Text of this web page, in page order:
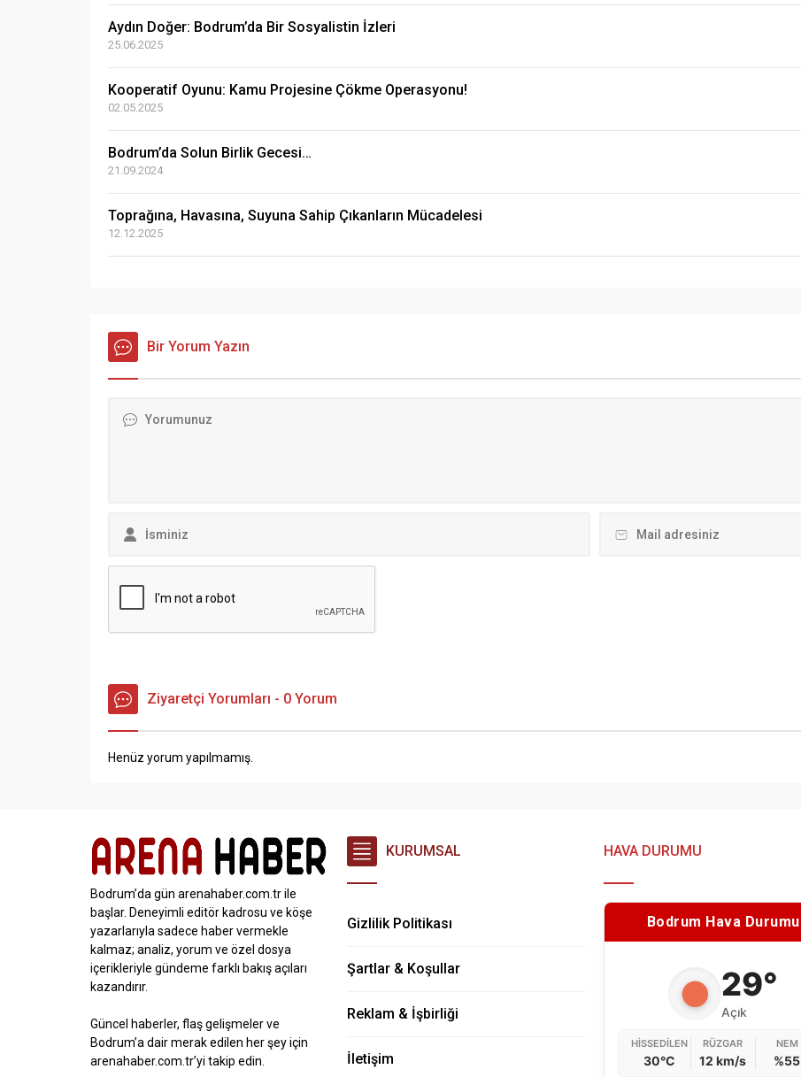
Aydın Doğer: Bodrum’da Bir Sosyalistin İzleri
25.06.2025
Kooperatif Oyunu: Kamu Projesine Çökme Operasyonu!
02.05.2025
Bodrum’da Solun Birlik Gecesi…
21.09.2024
Toprağına, Havasına, Suyuna Sahip Çıkanların Mücadelesi
12.12.2025
Bir Yorum Yazın
Ziyaretçi Yorumları - 0 Yorum
Henüz yorum yapılmamış.
Bodrum’da gün arenahaber.com.tr ile
başlar. Deneyimli editör kadrosu ve köşe
yazarlarıyla sadece haber vermekle
kalmaz; analiz, yorum ve özel dosya
içerikleriyle gündeme farklı bakış açıları
kazandırır.
Güncel haberler, flaş gelişmeler ve
Bodrum’a dair merak edilen her şey için
arenahaber.com.tr’yi takip edin.
KURUMSAL
Gizlilik Politikası
Şartlar & Koşullar
Reklam & İşbirliği
İletişim
HAVA DURUMU
Bodrum Hava Durumu
29°
Açık
HISSEDILEN
30°C
RÜZGAR
12 km/s
NEM
%55